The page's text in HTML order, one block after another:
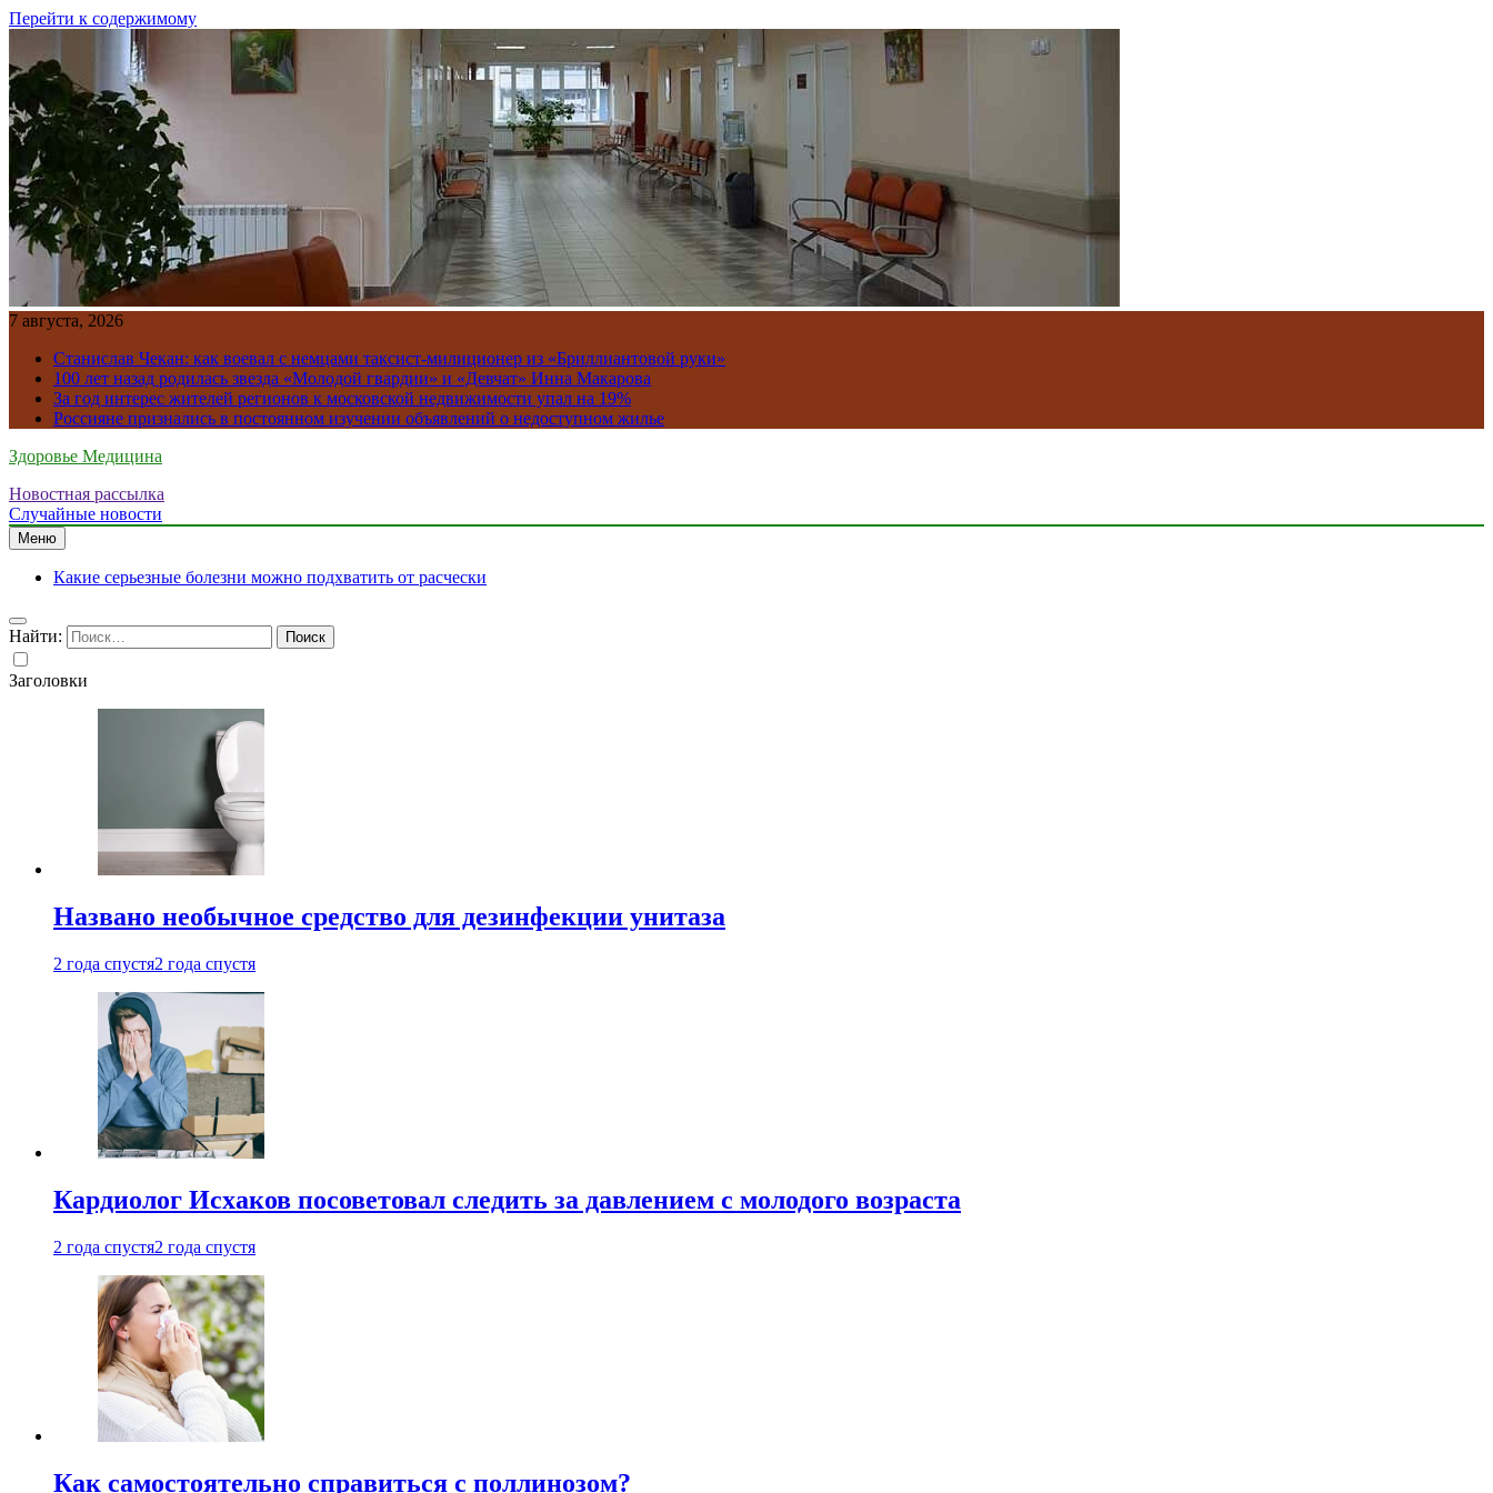
Перейти к содержимому
7 августа, 2026
Станислав Чекан: как воевал с немцами таксист-милиционер из «Бриллиантовой руки»
100 лет назад родилась звезда «Молодой гвардии» и «Девчат» Инна Макарова
За год интерес жителей регионов к московской недвижимости упал на 19%
Россияне признались в постоянном изучении объявлений о недоступном жилье
Здоровье Медицина
Новостная рассылка
Случайные новости
Меню
Какие серьезные болезни можно подхватить от расчески
Найти:
Заголовки
Названо необычное средство для дезинфекции унитаза
2 года спустя2 года спустя
Кардиолог Исхаков посоветовал следить за давлением с молодого возраста
2 года спустя2 года спустя
Как самостоятельно справиться с поллинозом?